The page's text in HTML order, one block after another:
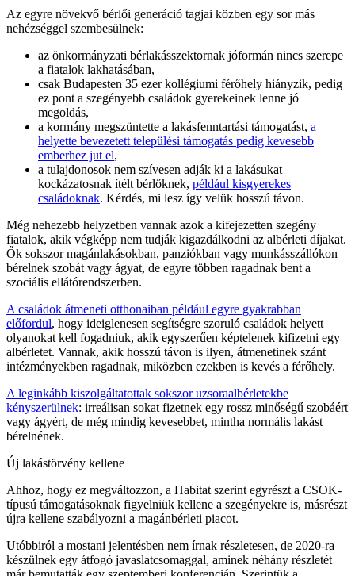
Az egyre növekvő bérlői generáció tagjai közben egy sor más
nehézséggel szembesülnek:
az önkormányzati bérlakásszektornak jóformán nincs szerepe
a fiatalok lakhatásában,
csak Budapesten 35 ezer kollégiumi férőhely hiányzik, pedig
ez pont a szegényebb családok gyerekeinek lenne jó
megoldás,
a kormány megszüntette a lakásfenntartási támogatást, a
helyette bevezetett települési támogatás pedig kevesebb
emberhez jut el,
a tulajdonosok nem szívesen adják ki a lakásukat
kockázatosnak ítélt bérlőknek, például kisgyerekes
családoknak. Kérdés, mi lesz így velük hosszú távon.
Még nehezebb helyzetben vannak azok a kifejezetten szegény
fiatalok, akik végképp nem tudják kigazdálkodni az albérleti díjakat.
Ők sokszor magánlakásokban, panziókban vagy munkásszállókon
bérelnek szobát vagy ágyat, de egyre többen ragadnak bent a
szociális ellátórendszerben.
A családok átmeneti otthonaiban például egyre gyakrabban
előfordul, hogy ideiglenesen segítségre szoruló családok helyett
olyanokat kell fogadniuk, akik egyszerűen képtelenek kifizetni egy
albérletet. Vannak, akik hosszú távon is ilyen, átmenetinek szánt
intézményekben ragadnak, miközben ezekben is kevés a férőhely.
A leginkább kiszolgáltatottak sokszor uzsoraalbérletekbe
kényszerülnek: irreálisan sokat fizetnek egy rossz minőségű szobáért
vagy ágyért, de még mindig kevesebbet, mintha normális lakást
bérelnének.
Új lakástörvény kellene
Ahhoz, hogy ez megváltozzon, a Habitat szerint egyrészt a CSOK-
típusú támogatásoknak figyelniük kellene a szegényekre is, másrészt
újra kellene szabályozni a magánbérleti piacot.
Utóbbiról a mostani jelentésben nem írnak részletesen, de 2020-ra
készülnek egy átfogó javaslatcsomaggal, aminek néhány részletét